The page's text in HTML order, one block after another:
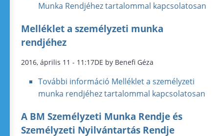
Munka Rendjéhez tartalommal kapcsolatosan
Melléklet a személyzeti munka
rendjéhez
2016, április 11 - 11:17DE by Benefi Géza
További információ Melléklet a személyzeti
munka rendjéhez tartalommal kapcsolatosan
A BM Személyzeti Munka Rendje és
Személyzeti Nyilvántartás Rendje